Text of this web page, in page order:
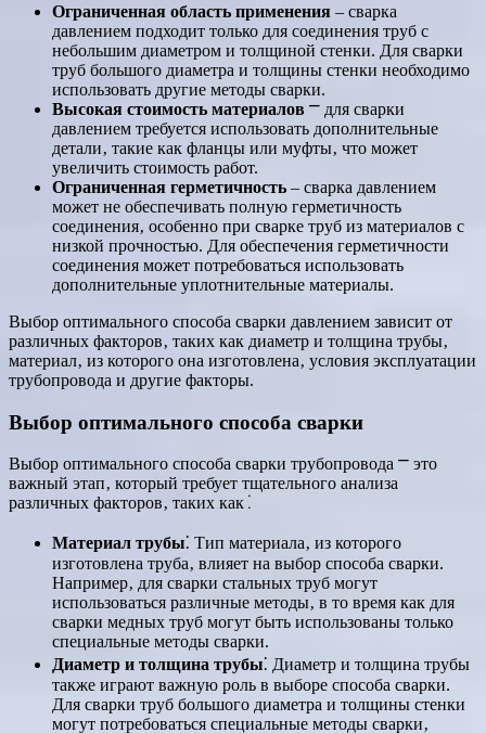
Ограниченная область применения ‒ сварка
давлением подходит только для соединения труб с
небольшим диаметром и толщиной стенки. Для сварки
труб большого диаметра и толщины стенки необходимо
использовать другие методы сварки.
Высокая стоимость материалов ⎻ для сварки
давлением требуется использовать дополнительные
детали‚ такие как фланцы или муфты‚ что может
увеличить стоимость работ.
Ограниченная герметичность ‒ сварка давлением
может не обеспечивать полную герметичность
соединения‚ особенно при сварке труб из материалов с
низкой прочностью. Для обеспечения герметичности
соединения может потребоваться использовать
дополнительные уплотнительные материалы.
Выбор оптимального способа сварки давлением зависит от
различных факторов‚ таких как диаметр и толщина трубы‚
материал‚ из которого она изготовлена‚ условия эксплуатации
трубопровода и другие факторы.
Выбор оптимального способа сварки
Выбор оптимального способа сварки трубопровода ⎻ это
важный этап‚ который требует тщательного анализа
различных факторов‚ таких как⁚
Материал трубы⁚ Тип материала‚ из которого
изготовлена труба‚ влияет на выбор способа сварки.
Например‚ для сварки стальных труб могут
использоваться различные методы‚ в то время как для
сварки медных труб могут быть использованы только
специальные методы сварки.
Диаметр и толщина трубы⁚ Диаметр и толщина трубы
также играют важную роль в выборе способа сварки.
Для сварки труб большого диаметра и толщины стенки
могут потребоваться специальные методы сварки‚